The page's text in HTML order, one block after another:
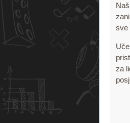
sve
za